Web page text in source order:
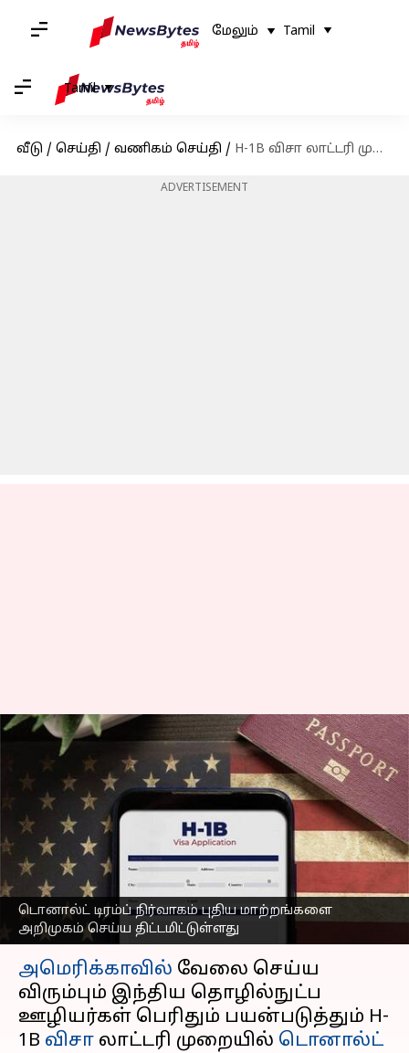
மேலும் Tamil
Tamil
வீடு / செய்தி / வணிகம் செய்தி / H-1B விசா லாட்டரி முறையில் மாற்றங்கள் அமலானால் இந்திய தொழில்நுட்ப ஊழியர்கள் பாதிக்கப்பட வாய்ப்பு
ADVERTISEMENT
டொனால்ட் டிரம்ப் நிர்வாகம் புதிய மாற்றங்களை
அறிமுகம் செய்ய திட்டமிட்டுள்ளது
H-1B விசா லாட்டரி
முறையில் மாற்றங்கள்
அமலானால் இந்திய
தொழில்நுட்ப ஊழியர்கள்
பாதிக்கப்பட வாய்ப்பு
எழுதியவர் Venkatalakshmi V Sep 24, 2025
செய்தி முன்னோட்டம்
அமெரிக்காவில் வேலை செய்ய
விரும்பும் இந்திய தொழில்நுட்ப
ஊழியர்கள் பெரிதும் பயன்படுத்தும் H-
1B விசா லாட்டரி முறையில் டொனால்ட்